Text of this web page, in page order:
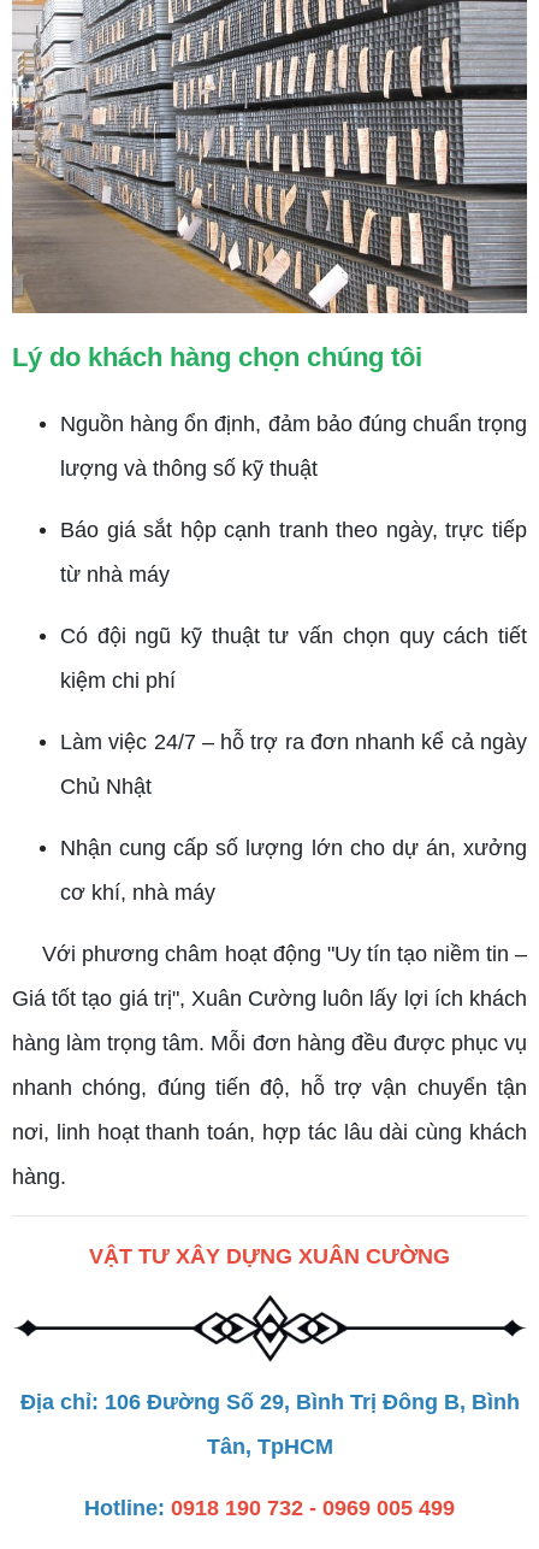
Lý do khách hàng chọn chúng tôi
Nguồn hàng ổn định, đảm bảo đúng chuẩn trọng
lượng và thông số kỹ thuật
Báo giá sắt hộp cạnh tranh theo ngày, trực tiếp
từ nhà máy
Có đội ngũ kỹ thuật tư vấn chọn quy cách tiết
kiệm chi phí
Làm việc 24/7 – hỗ trợ ra đơn nhanh kể cả ngày
Chủ Nhật
Nhận cung cấp số lượng lớn cho dự án, xưởng
cơ khí, nhà máy
Với phương châm hoạt động "Uy tín tạo niềm tin –
Giá tốt tạo giá trị", Xuân Cường luôn lấy lợi ích khách
hàng làm trọng tâm. Mỗi đơn hàng đều được phục vụ
nhanh chóng, đúng tiến độ, hỗ trợ vận chuyển tận
nơi, linh hoạt thanh toán, hợp tác lâu dài cùng khách
hàng.
VẬT TƯ XÂY DỰNG XUÂN CƯỜNG
Địa chỉ: 106 Đường Số 29, Bình Trị Đông B, Bình
Tân, TpHCM
Hotline: 0918 190 732 - 0969 005 499